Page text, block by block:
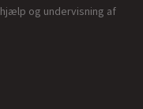
og undervisning af